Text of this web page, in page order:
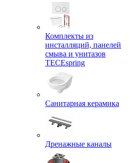
Комплекты из
инсталляций, панелей
смыва и унитазов
TECEspring
Санитарная керамика
Дренажные каналы